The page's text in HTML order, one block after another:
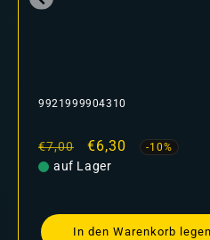
9921999904310
Normaler
Preis
€7,00 Verkaufspreis
€6,30 -10%
auf Lager
In den Warenkorb legen